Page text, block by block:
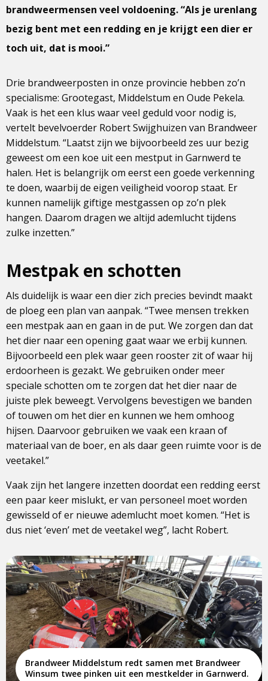
brandweermensen veel voldoening. “Als je urenlang
bezig bent met een redding en je krijgt een dier er
toch uit, dat is mooi.”
Drie brandweerposten in onze provincie hebben zo’n
specialisme: Grootegast, Middelstum en Oude Pekela.
Vaak is het een klus waar veel geduld voor nodig is,
vertelt bevelvoerder Robert Swijghuizen van Brandweer
Middelstum. “Laatst zijn we bijvoorbeeld zes uur bezig
geweest om een koe uit een mestput in Garnwerd te
halen. Het is belangrijk om eerst een goede verkenning
te doen, waarbij de eigen veiligheid voorop staat. Er
kunnen namelijk giftige mestgassen op zo’n plek
hangen. Daarom dragen we altijd ademlucht tijdens
zulke inzetten.”
Mestpak en schotten
Als duidelijk is waar een dier zich precies bevindt maakt
de ploeg een plan van aanpak. “Twee mensen trekken
een mestpak aan en gaan in de put. We zorgen dan dat
het dier naar een opening gaat waar we erbij kunnen.
Bijvoorbeeld een plek waar geen rooster zit of waar hij
erdoorheen is gezakt. We gebruiken onder meer
speciale schotten om te zorgen dat het dier naar de
juiste plek beweegt. Vervolgens bevestigen we banden
of touwen om het dier en kunnen we hem omhoog
hijsen. Daarvoor gebruiken we vaak een kraan of
materiaal van de boer, en als daar geen ruimte voor is de
veetakel.”
Vaak zijn het langere inzetten doordat een redding eerst
een paar keer mislukt, er van personeel moet worden
gewisseld of er nieuwe ademlucht moet komen. “Het is
dus niet ‘even’ met de veetakel weg”, lacht Robert.
Brandweer Middelstum redt samen met Brandweer
Winsum twee pinken uit een mestkelder in Garnwerd.